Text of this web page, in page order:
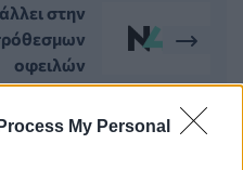
My Personal
στην
οφειλών
2020